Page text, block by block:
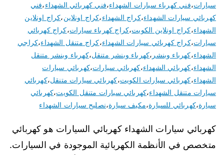
سيارات،فني كهرباء سيارات الشهداء،فني كهربائي الشهداء،فني
كهربائي سيارات الشهداء،كراج الشهداء،كراج اونلاين،كراج اونلاين
الشهداء،كراج اونلاين الكويت،كراج كهرباء سيارات،كراج كهربائي
سيارات،كراج كهربائي سيارات الشهداء،كراج متنقل الشهداء،كراجي
الشهداء،كهرباء وبنشر ،كهرباء وبنشر متنقل،كهرباء وبنشر متنقل
الشهداء،كهربائي الشهداء،كهربائي سيارات،كهربائي سيارات
الشهداء،كهربائي سيارات الكويت،كهربائي سيارات متنقل،كهربائي
سيارات متنقل الشهداء،كهربائي سيارات متنقل الكويت،كهربائي
سيارة،كهربائي للسيارة،مكيف سيارة،نصليح سيارات الشهداء
كهربائي سيارات الشهداء كهربائي السيارات هو كهربائي
متخصص في الأنظمة الكهربائية الموجودة في السيارات.